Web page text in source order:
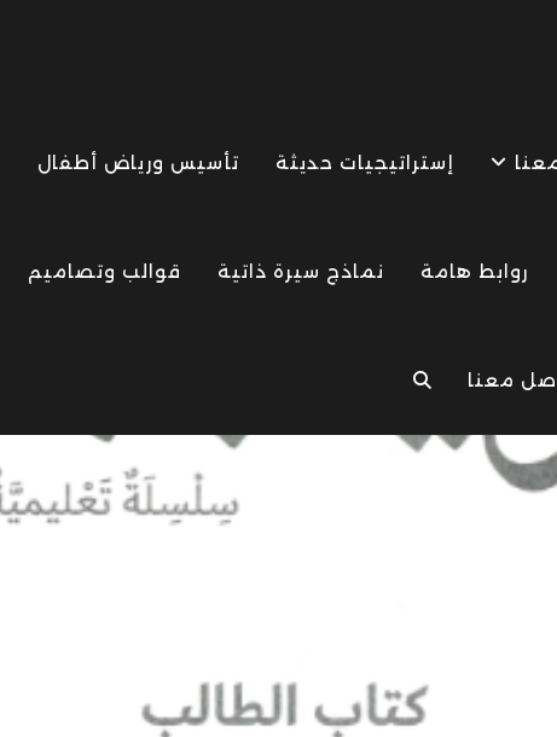
إستراتيجيات حديثة تأسيس ورياض أطفال
روابط هامة نماذج سيرة ذاتية قوالب وتصاميم
معنا TOGGLE